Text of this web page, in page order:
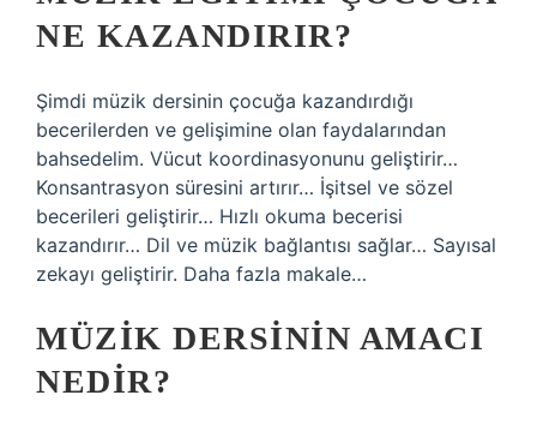
NE KAZANDIRIR?
Şimdi müzik dersinin çocuğa kazandırdığı
becerilerden ve gelişimine olan faydalarından
bahsedelim. Vücut koordinasyonunu geliştirir…
Konsantrasyon süresini artırır… İşitsel ve sözel
becerileri geliştirir… Hızlı okuma becerisi
kazandırır… Dil ve müzik bağlantısı sağlar… Sayısal
zekayı geliştirir. Daha fazla makale…
MÜZIK DERSININ AMACI
NEDIR?